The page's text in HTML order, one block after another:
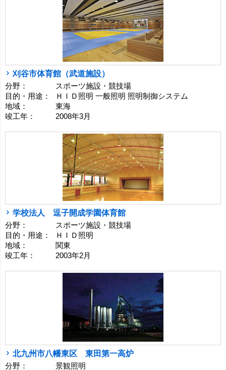
刈谷市体育館（武道施設）
分野：
スポーツ施設・競技場
目的・用途：
ＨＩＤ照明 一般照明 照明制御システム
地域：
東海
竣工年：
2008年3月
学校法人 逗子開成学園体育館
分野：
スポーツ施設・競技場
目的・用途：
ＨＩＤ照明
地域：
関東
竣工年：
2003年2月
北九州市八幡東区 東田第一高炉
分野： 景観照明